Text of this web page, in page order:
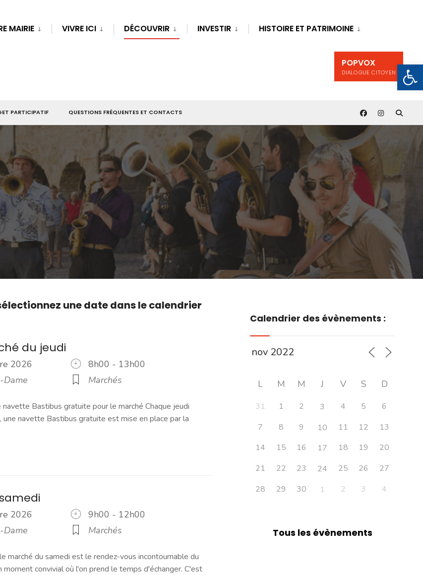
MAIRIE VIVRE ICI DÉCOUVRIR INVESTIR HISTOIRE ET PATRIMOINE
POPVOX
DIALOGUE CITOYEN
PARTICIPATIF QUESTIONS FRÉQUENTES ET CONTACTS
une date dans le calendrier
du jeudi
2026
8h00 - 13h00
Dame
Marchés
Bastibus gratuite pour le marché Chaque jeudi
une navette Bastibus gratuite est mise en place par la
2026
9h00 - 12h00
Dame
Marchés
marché du samedi est le rendez-vous incontournable du
moment convivial où l'on prend le temps d'échanger. C'est
Calendrier des évènements :
L M M J V S D
31 1 2 3 4 5
6
7
8 9 10 11 12
13
14
15 16 17 18 19
20
21
22 23 24 25 26
27
28
29 30 1 2 3 4
Tous les évènements